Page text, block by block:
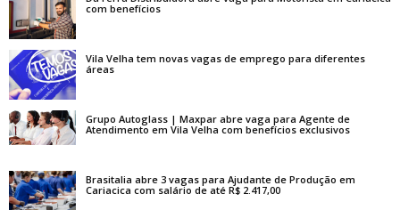
com benefícios
Vila Velha tem novas vagas de emprego para diferentes
áreas
Grupo Autoglass | Maxpar abre vaga para Agente de
Atendimento em Vila Velha com benefícios exclusivos
Brasitalia abre 3 vagas para Ajudante de Produção em
Cariacica com salário de até R$ 2.417,00